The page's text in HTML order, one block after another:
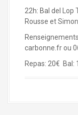
22h: Bal del Lop
Rousse et
carbonne.frou
Repas: 20€ Bal: